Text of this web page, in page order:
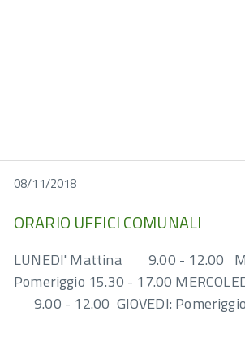
08/11/2018
ORARIO UFFICI COMUNALI
LUNEDI' Mattina 9.00 - 12.00
Pomeriggio 15.30 - 17.00
9.00 - 12.00 GIOVEDI: